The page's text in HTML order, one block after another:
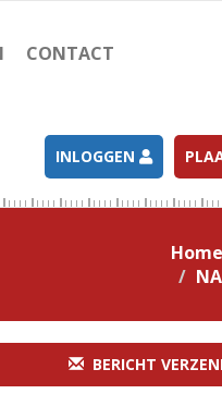
CONTACT
INLOGGEN
Home
BERICHT